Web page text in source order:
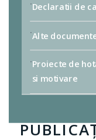
Declaratii de
Alte
Proiecte de
si motivare